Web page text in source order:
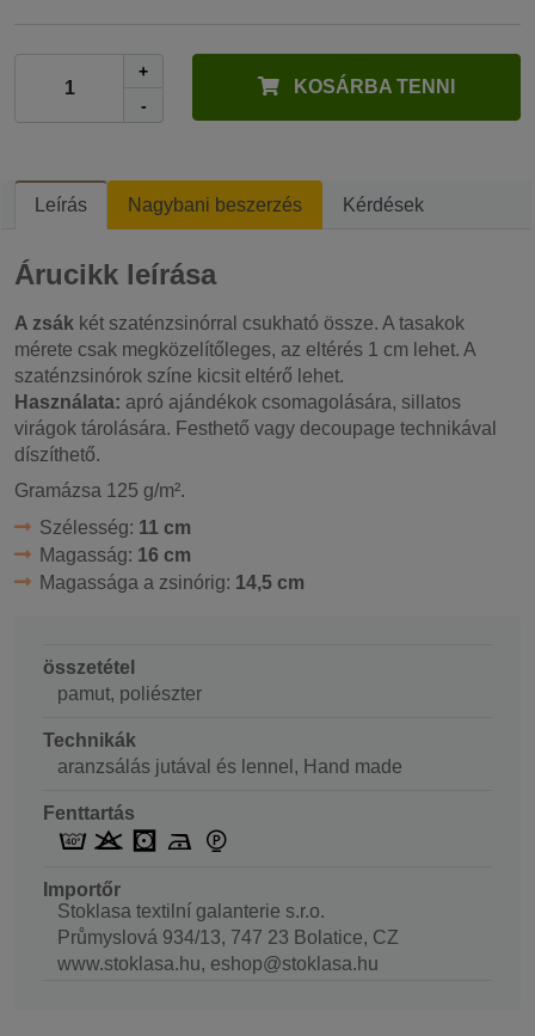
+
-
KOSÁRBA TENNI
Leírás Nagybani beszerzés Kérdések
Árucikk leírása
A zsák két szaténzsinórral csukható össze. A tasakok
mérete csak megközelítőleges, az eltérés 1 cm lehet. A
szaténzsinórok színe kicsit eltérő lehet.
Használata: apró ajándékok csomagolására, sillatos
virágok tárolására. Festhető vagy decoupage technikával
díszíthető.
Gramázsa 125 g/m².
Szélesség: 11 cm
Magasság: 16 cm
Magassága a zsinórig: 14,5 cm
összetétel
pamut, poliészter
Technikák
aranzsálás jutával és lennel, Hand made
Fenttartás
Importőr
Stoklasa textilní galanterie s.r.o.
Průmyslová 934/13, 747 23 Bolatice, CZ
www.stoklasa.hu, eshop@stoklasa.hu